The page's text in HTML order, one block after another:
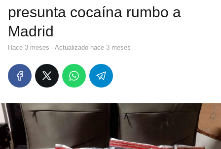
presunta cocaína rumbo a
Madrid
hace 3 meses · Actualizado hace 3 meses